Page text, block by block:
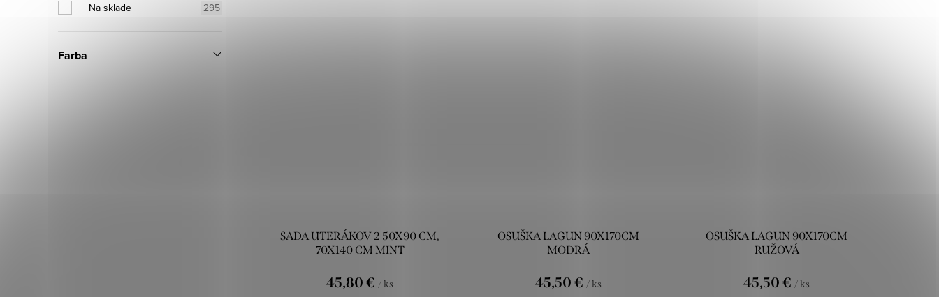
Na sklade 295
Farba
SADA UTERÁKOV 2 50X90 CM,
70X140 CM MINT
45,80 € / ks
OSUŠKA LAGUN 90X170CM
MODRÁ
45,50 € / ks
OSUŠKA LAGUN 90X170CM
RUŽOVÁ
45,50 € / ks